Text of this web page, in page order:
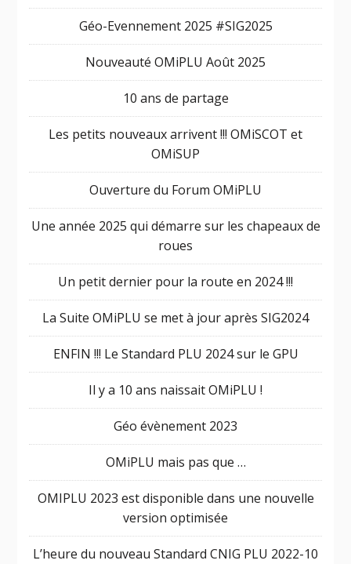
Géo-Evennement 2025 #SIG2025
Nouveauté OMiPLU Août 2025
10 ans de partage
Les petits nouveaux arrivent !!! OMiSCOT et
OMiSUP
Ouverture du Forum OMiPLU
Une année 2025 qui démarre sur les chapeaux de
roues
Un petit dernier pour la route en 2024 !!!
La Suite OMiPLU se met à jour après SIG2024
ENFIN !!! Le Standard PLU 2024 sur le GPU
Il y a 10 ans naissait OMiPLU !
Géo évènement 2023
OMiPLU mais pas que …
OMIPLU 2023 est disponible dans une nouvelle
version optimisée
L’heure du nouveau Standard CNIG PLU 2022-10